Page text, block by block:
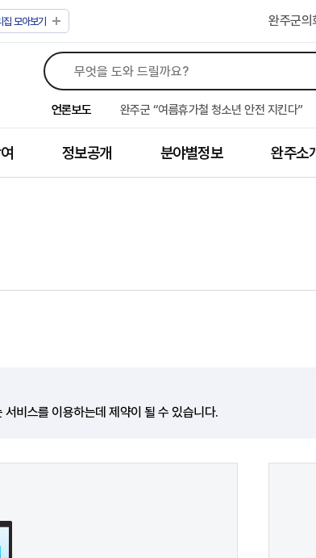
집 모아보기 완주군의
언론보도
완주군, ‘수의계약 총량제’ 개편 운영
완주군 청소년, 초록우산 지원으로 치과 치
완주군, 모바일 헬스케어 “내 건강 변화 직접
완주군 “여름휴가철 청소년 안전 지킨다”
완주 청소년, 삼성 임직원 만나 미래 진로 그
전북은행, 완주군에 ‘시원키트’ 60세트 기탁
㈜새눈, 완주군에 성금 1,000만 원 기탁
정보공개 분야별정보 완주소
비스를 이용하는데 제약이 될 수 있습니다.